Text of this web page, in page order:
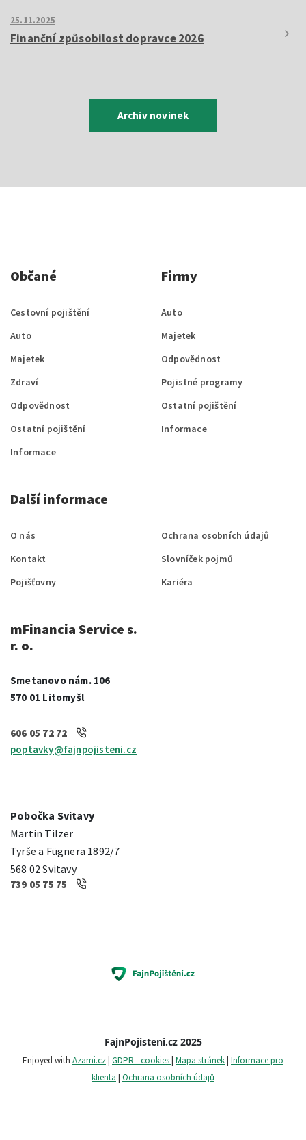
25.11.2025
Finanční způsobilost dopravce 2026
Archiv novinek
Občané
Cestovní pojištění
Auto
Majetek
Zdraví
Odpovědnost
Ostatní pojištění
Informace
Firmy
Auto
Majetek
Odpovědnost
Pojistné programy
Ostatní pojištění
Informace
Další informace
O nás
Kontakt
Pojišťovny
Ochrana osobních údajů
Slovníček pojmů
Kariéra
mFinancia Service s.
r. o.
Smetanovo nám. 106
570 01 Litomyšl
606 05 72 72
poptavky@fajnpojisteni.cz
Pobočka Svitavy
Martin Tilzer
Tyrše a Fügnera 1892/7
568 02 Svitavy
739 05 75 75
FajnPojisteni.cz 2025
Enjoyed with Azami.cz| GDPR - cookies| Mapa stránek| Informace pro
klienta | Ochrana osobních údajů